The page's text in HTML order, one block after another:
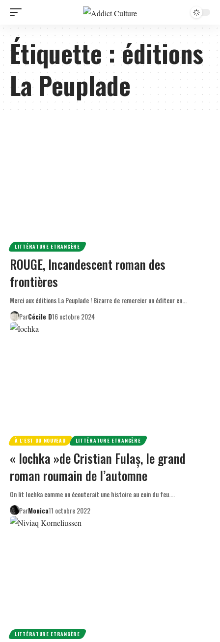
Étiquette :éditions
La Peuplade
LITTÉRATURE ETRANGÈRE
ROUGE, Incandescent roman des
frontières
Merci aux éditions La Peuplade ! Bizarre de remercier un éditeur en…
ParCécile D16 octobre 2024
À L'EST DU NOUVEAU LITTÉRATURE ETRANGÈRE
« Iochka »de Cristian Fulaș, le grand
roman roumain de l’automne
On lit Iochka comme on écouterait une histoire au coin du feu.…
ParMonica11 octobre 2022
LITTÉRATURE ETRANGÈRE